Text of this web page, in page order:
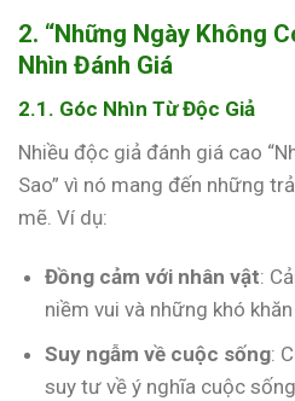
2. “Những Ngày Không
Nhìn Đánh Giá
2.1. Góc Nhìn Từ Độc Giả
Nhiều độc giả đánh giá cao
Sao” vì nó mang đến những
mẽ. Ví dụ:
Đồng cảm với nhân vật:
niềm vui và những khó
Suy ngẫm về cuộc sống:
suy tư về ý nghĩa cuộc